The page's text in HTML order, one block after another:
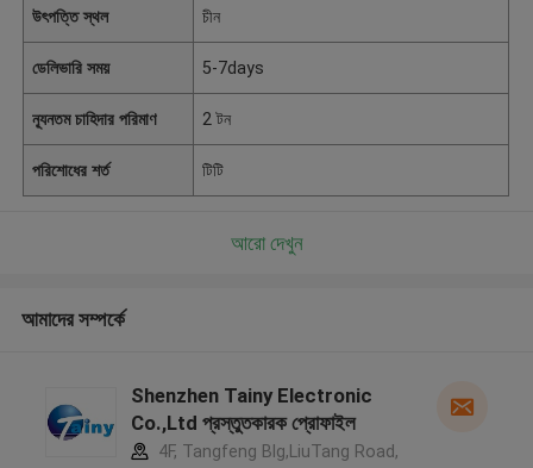
উৎপত্তি স্থল চীন
ডেলিভারি সময় 5-7days
ন্যূনতম চাহিদার পরিমাণ 2 টন
পরিশোধের শর্ত টিটি
আরো দেখুন
আমাদের সম্পর্কে
Shenzhen Tainy Electronic
Co.,Ltd প্রস্তুতকারক প্রোফাইল
4F, Tangfeng Blg,LiuTang Road,